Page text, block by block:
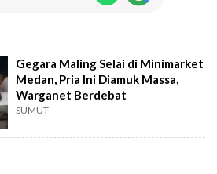
Gegara Maling Selai di Minimarket
Medan, Pria Ini Diamuk Massa,
Warganet Berdebat
SUMUT